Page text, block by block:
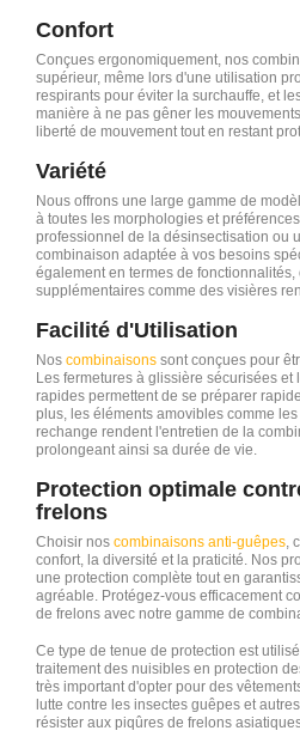
Confort
Conçues ergonomiquement, nos
supérieur, même lors d'une utilisation
respirants pour éviter la surchauffe, et
manière à ne pas gêner les
liberté de mouvement tout en restant
Variété
Nous offrons une large gamme de
à toutes les morphologies et
professionnel de la désinsectisation ou
combinaison adaptée à vos besoins
également en termes de
supplémentaires comme des visières
Facilité d'Utilisation
Nos combinaisons sont conçues pour
Les fermetures à glissière sécurisées et
rapides permettent de se préparer
plus, les éléments amovibles comme
rechange rendent l'entretien de la
prolongeant ainsi sa durée de vie.
Protection optimale
frelons
Choisir nos combinaisons anti-guêpes ,
confort, la diversité et la praticité. Nos
une protection complète tout en
agréable. Protégez-vous efficacement
de frelons avec notre gamme de
Ce type de tenue de protection est
traitement des nuisibles en protection
très important d'opter pour des
lutte contre les insectes guêpes et
résister aux piqûres de frelons